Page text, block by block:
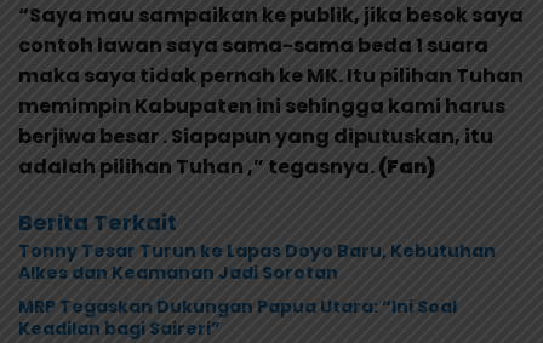
“Saya mau sampaikan ke publik, jika besok saya
contoh lawan saya sama-sama beda 1 suara
maka saya tidak pernah ke MK. Itu pilihan Tuhan
memimpin Kabupaten ini sehingga kami harus
berjiwa besar . Siapapun yang diputuskan, itu
adalah pilihan Tuhan ,” tegasnya.(Fan)
Berita Terkait
Tonny Tesar Turun ke Lapas Doyo Baru, Kebutuhan
Alkes dan Keamanan Jadi Sorotan
MRP Tegaskan Dukungan Papua Utara: “Ini Soal
Keadilan bagi Saireri”